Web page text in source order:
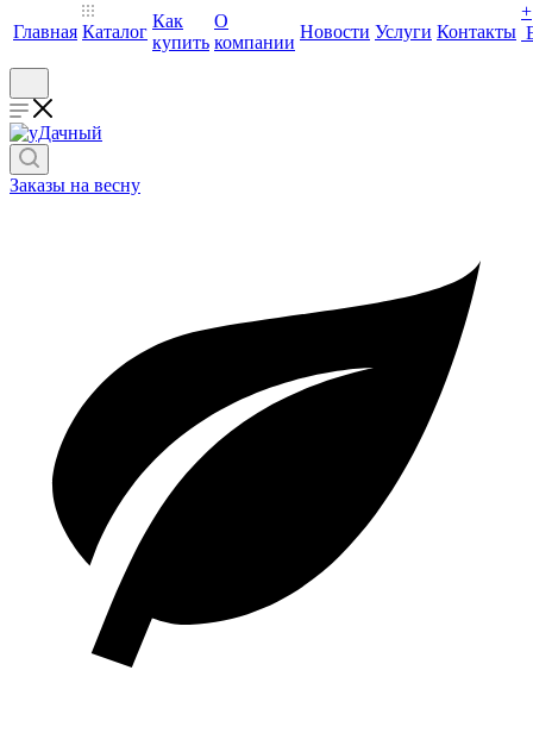
Главная Каталог
Как
купить
О
компании
Новости Услуги Контакты
+
Заказы на весну